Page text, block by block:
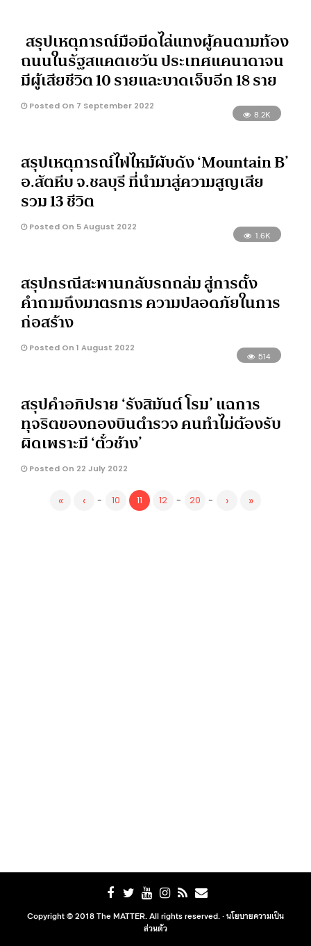
สรุปเหตุการณ์มือมีดไล่แทงผู้คนตามท้อง
ถนนในรัฐสแคตเชวัน ประเทศแคนาดาจน
มีผู้เสียชีวิต 10 รายและบาดเจ็บอีก 18 ราย
Posted On 7 September 2022
8.2K
สรุปเหตุการณ์ไฟไหม้ผับดัง ‘Mountain B’
อ.สัตหีบ จ.ชลบุรี ที่นำมาสู่ความสูญเสีย
รวม 13 ชีวิต
Posted On 5 August 2022
1.6K
สรุปกรณีสะพานกลับรถถล่ม สู่การตั้ง
คำถามถึงมาตรการ ความปลอดภัยในการ
ก่อสร้าง
Posted On 1 August 2022
514
สรุปคำอภิปราย ‘รังสิมันต์ โรม’ แฉการ
ทุจริตของกองบินตำรวจ คนทำไม่ต้องรับ
ผิดเพราะมี ‘ตั๋วช้าง’
Posted On 22 July 2022
« ‹ - 10 11 12 - 20 - › »
Copyright © 2018 The MATTER. All rights reserved. ·นโยบายความเป็น
ส่วนตัว